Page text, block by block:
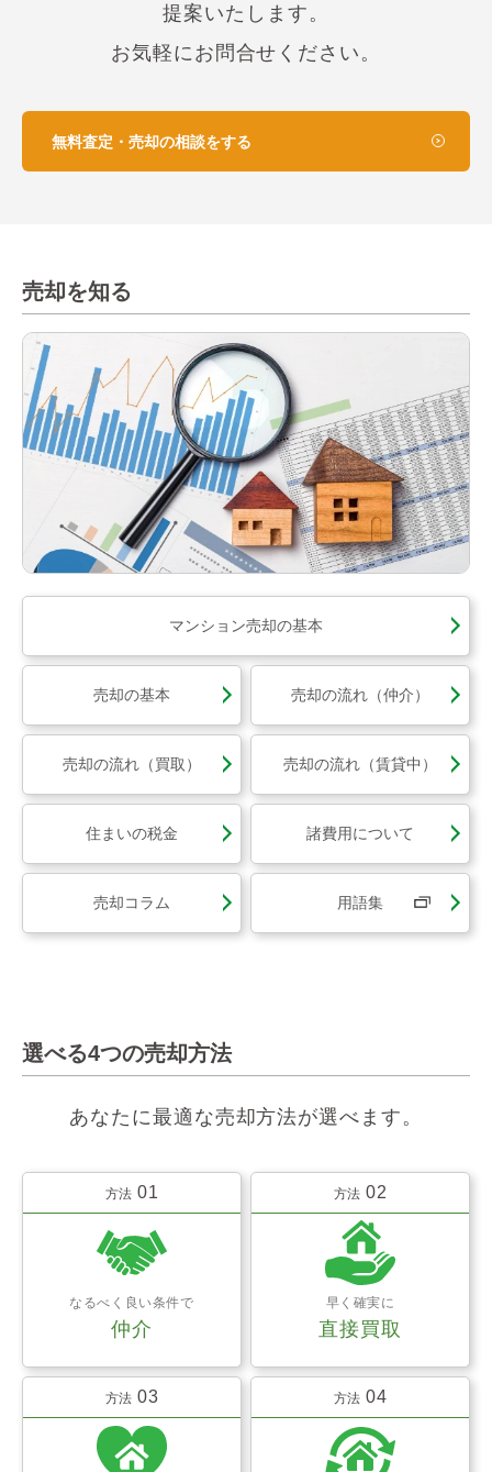
提案いたします。
お気軽にお問合せください。
無料査定・売却の相談をする
売却を知る
マンション売却の基本
売却の基本 売却の流れ（仲介）
売却の流れ（買取） 売却の流れ（賃貸中）
住まいの税金 諸費用について
売却コラム 用語集
選べる4つの売却方法
あなたに最適な売却方法が選べます。
方法 01
なるべく良い条件で
仲介
方法 02
早く確実に
直接買取
方法 03 方法 04